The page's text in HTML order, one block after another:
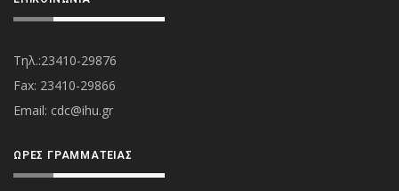
Τηλ.:23410-29876
Fax: 23410-29866
Εmail: cdc@ihu.gr
ΏΡΕΣ ΓΡΑΜΜΑΤΕΊΑΣ